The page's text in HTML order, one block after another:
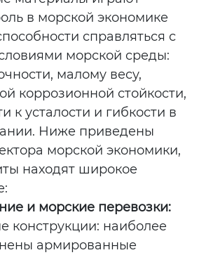
в морской экономике
справляться с
морской среды:
малому весу,
коррозионной стойкости,
к усталости и гибкости в
Ниже приведены
морской экономики,
находят широкое
и морские перевозки:
конструкции: наиболее
армированные